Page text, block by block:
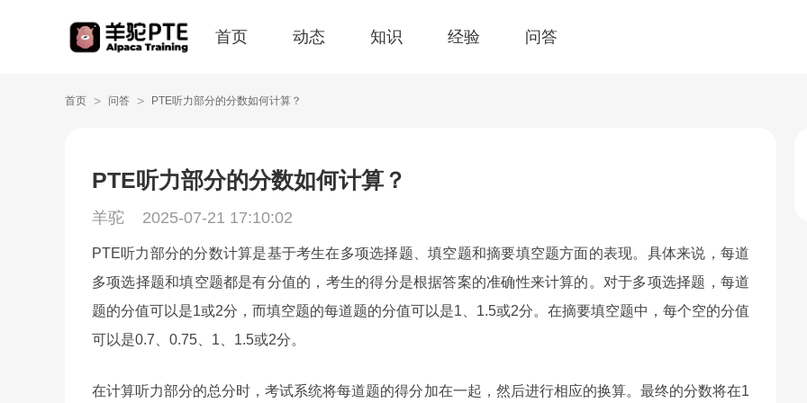
首页 动态 知识 经验 问答
首页 > 问答 > PTE听力部分的分数如何计算？
PTE听力部分的分数如何计算？
羊驼 2025-07-21 17:10:02
PTE听力部分的分数计算是基于考生在多项选择题、填空题和摘要填空题方面的表现。具体来说，每道
多项选择题和填空题都是有分值的，考生的得分是根据答案的准确性来计算的。对于多项选择题，每道
题的分值可以是1或2分，而填空题的每道题的分值可以是1、1.5或2分。在摘要填空题中，每个空的分值
可以是0.7、0.75、1、1.5或2分。
在计算听力部分的总分时，考试系统将每道题的得分加在一起，然后进行相应的换算。最终的分数将在1